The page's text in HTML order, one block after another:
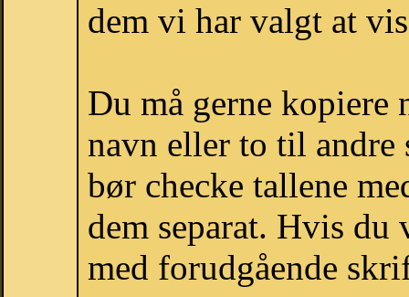
dem vi har valgt at
Du må gerne kopiere
navn eller to til andre
bør checke tallene
dem separat. Hvis
med forudgående